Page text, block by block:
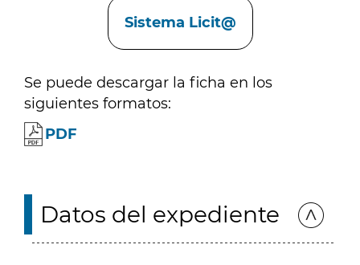
Sistema Licit@
Se puede descargar la ficha en los
siguientes formatos:
PDF
Datos del expediente